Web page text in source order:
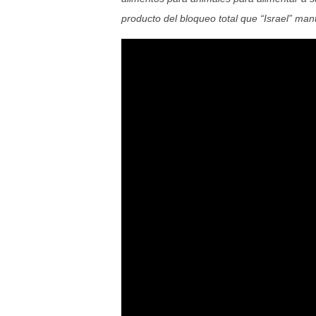
producto del bloqueo total que “Israel”